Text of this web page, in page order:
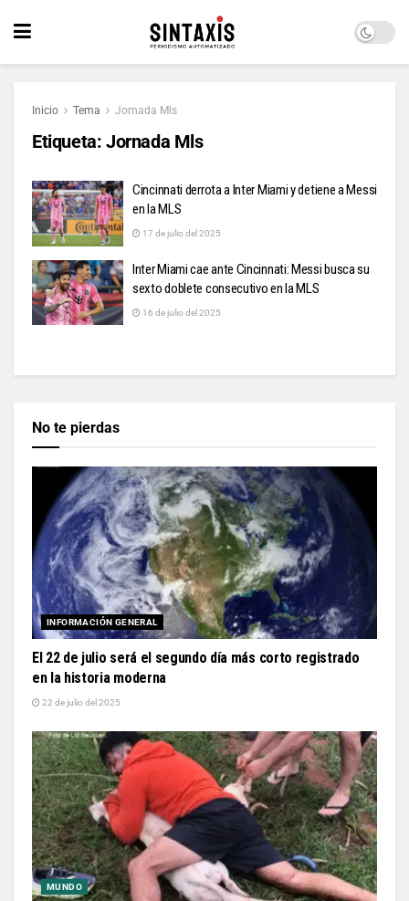
Inicio Tema Jornada Mls
Etiqueta: Jornada Mls
Cincinnati derrota a Inter Miami y detiene a Messi
en la MLS
17 de julio del 2025
Inter Miami cae ante Cincinnati: Messi busca su
sexto doblete consecutivo en la MLS
16 de julio del 2025
No te pierdas
INFORMACIÓN GENERAL
El 22 de julio será el segundo día más corto registrado
en la historia moderna
22 de julio del 2025
MUNDO